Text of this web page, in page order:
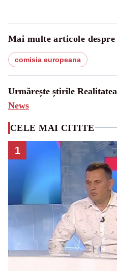
Mai multe articole despre
comisia europeana
Urmărește știrile
News
CELE MAI CITITE
1